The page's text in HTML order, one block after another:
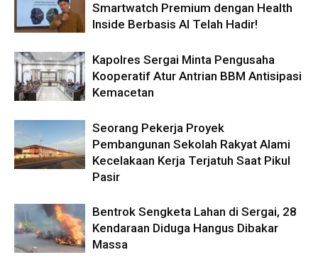
Smartwatch Premium dengan Health
Inside Berbasis AI Telah Hadir!
Kapolres Sergai Minta Pengusaha
Kooperatif Atur Antrian BBM Antisipasi
Kemacetan
Seorang Pekerja Proyek
Pembangunan Sekolah Rakyat Alami
Kecelakaan Kerja Terjatuh Saat Pikul
Pasir
Bentrok Sengketa Lahan di Sergai, 28
Kendaraan Diduga Hangus Dibakar
Massa